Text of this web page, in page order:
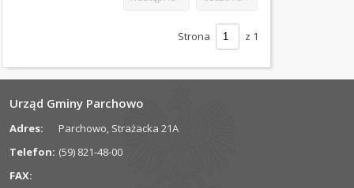
REJESTRY
STRATEGIE
PROGRAMY
Strona z 1
Urząd Gminy Parchowo
Adres:
Parchowo, Strażacka 21A
Telefon: (59) 821-48-00
FAX: